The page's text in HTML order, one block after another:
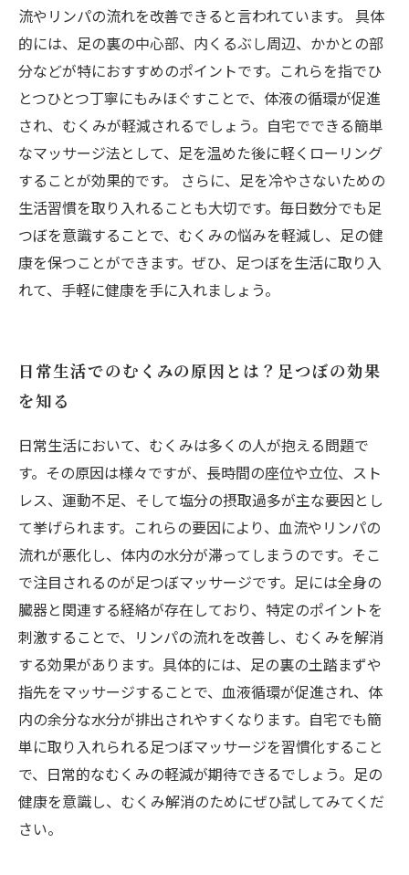
流やリンパの流れを改善できると言われています。 具体
的には、足の裏の中心部、内くるぶし周辺、かかとの部
分などが特におすすめのポイントです。これらを指でひ
とつひとつ丁寧にもみほぐすことで、体液の循環が促進
され、むくみが軽減されるでしょう。自宅でできる簡単
なマッサージ法として、足を温めた後に軽くローリング
することが効果的です。 さらに、足を冷やさないための
生活習慣を取り入れることも大切です。毎日数分でも足
つぼを意識することで、むくみの悩みを軽減し、足の健
康を保つことができます。ぜひ、足つぼを生活に取り入
れて、手軽に健康を手に入れましょう。
日常生活でのむくみの原因とは？足つぼの効果
を知る
日常生活において、むくみは多くの人が抱える問題で
す。その原因は様々ですが、長時間の座位や立位、スト
レス、運動不足、そして塩分の摂取過多が主な要因とし
て挙げられます。これらの要因により、血流やリンパの
流れが悪化し、体内の水分が滞ってしまうのです。そこ
で注目されるのが足つぼマッサージです。足には全身の
臓器と関連する経絡が存在しており、特定のポイントを
刺激することで、リンパの流れを改善し、むくみを解消
する効果があります。具体的には、足の裏の土踏まずや
指先をマッサージすることで、血液循環が促進され、体
内の余分な水分が排出されやすくなります。自宅でも簡
単に取り入れられる足つぼマッサージを習慣化すること
で、日常的なむくみの軽減が期待できるでしょう。足の
健康を意識し、むくみ解消のためにぜひ試してみてくだ
さい。